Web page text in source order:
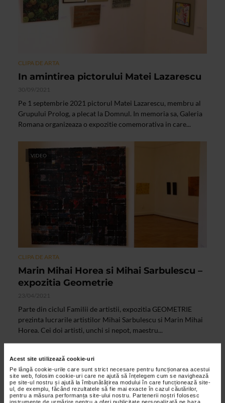
Acest site utilizează cookie-uri
Pe lângă cookie-urile care sunt strict necesare pentru funcționarea acestui
site web, folosim cookie-uri care ne ajută să înțelegem cum se navighează
pe site-ul nostru și ajută la îmbunătățirea modului în care funcționează site-
ul, de exemplu, făcând rezultatele să fie mai exacte în cazul căutărilor,
pentru a măsura performanța site-ului nostru. Partenerii noștri folosesc
instrumente de urmărire pentru a oferi publicitate personalizată pe baza
CLIPA DE ARTA
In amintirea pictorului Matei Lazarescu
30/09/2021
Pe 1 septembrie 2021 pictorul Matei Lazarescu, membru al
Grupului Prolog, a plecat la Domnul. In memoria sa, Galeria
Romana organizeaza o expozitie comemorativa in care...
VIDEO
CLIPA DE ARTA
Marin Mihai Horea si Mihai Sarbulescu –
expozitia Geometrie
23/04/2021
Parte din ciclul Familii de artistii, expozitia GEOMETRIE
prezinta lucrarile artistilor Mihai Sarbulescu si Marin Mihai
Horea. Cei doi artisti, unchi si nepot, maestru...
VIDEO